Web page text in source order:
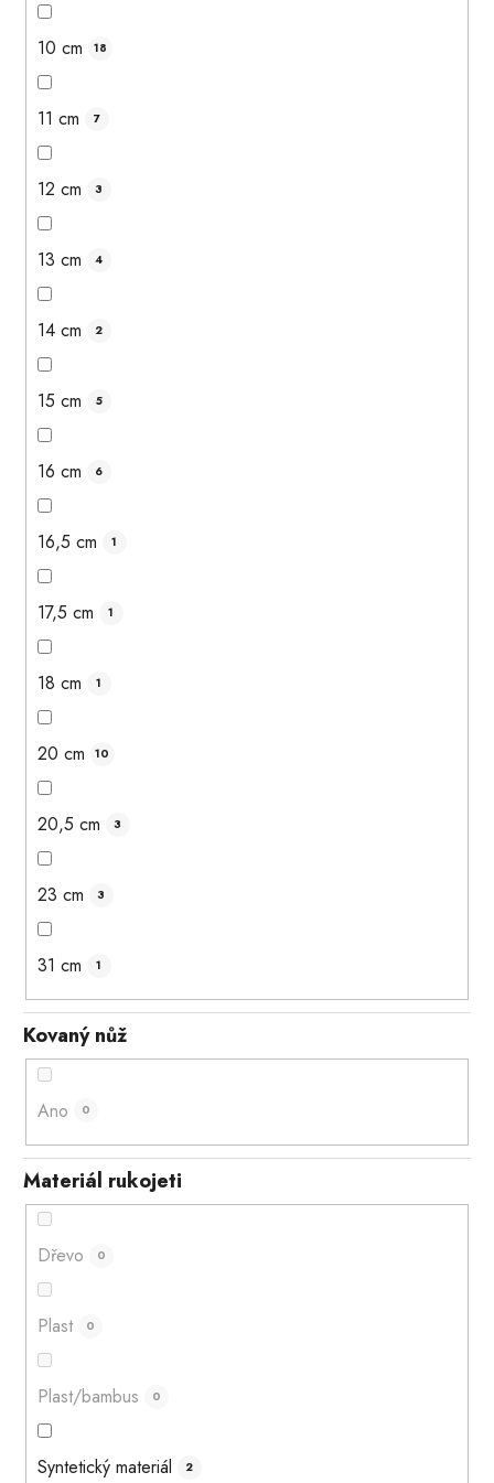
10 cm 18
11 cm 7
12 cm 3
13 cm 4
14 cm 2
15 cm 5
16 cm 6
16,5 cm 1
17,5 cm 1
18 cm 1
20 cm 10
20,5 cm 3
23 cm 3
31 cm 1
Kovaný nůž
Ano 0
Materiál rukojeti
Dřevo 0
Plast 0
Plast/bambus 0
Syntetický materiál 2